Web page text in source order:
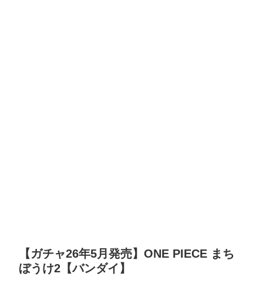
【ガチャ26年5月発売】ONE PIECE まち
ぼうけ2【バンダイ】